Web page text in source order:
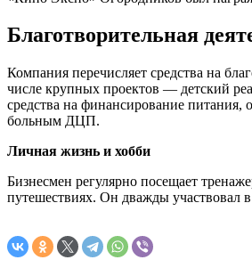
Благотворительная
Компания перечисляет средства на
числе крупных проектов — детский
средства на финансирование
больным ДЦП.
Личная жизнь и хобби
Бизнесмен регулярно посещает
путешествиях. Он дважды